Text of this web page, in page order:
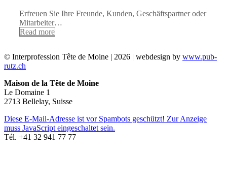
Erfreuen Sie Ihre Freunde, Kunden, Geschäftspartner oder
Mitarbeiter…
Read more
© Interprofession Tête de Moine | 2026 | webdesign by www.pub-
rutz.ch
Maison de la Tête de Moine
Le Domaine 1
2713 Bellelay, Suisse
Diese E-Mail-Adresse ist vor Spambots geschützt! Zur Anzeige
muss JavaScript eingeschaltet sein.
Tél. +41 32 941 77 77